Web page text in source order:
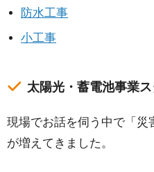
防水工事
小工事
太陽光・蓄電池事業ス
現場でお話を伺う中で「
が増えてきました。